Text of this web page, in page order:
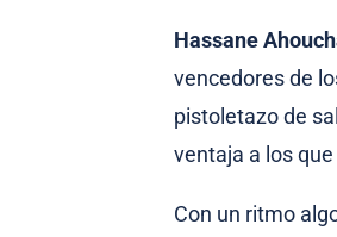
Hassane
vencedores de
pistoletazo de
ventaja a los
Con un ritmo